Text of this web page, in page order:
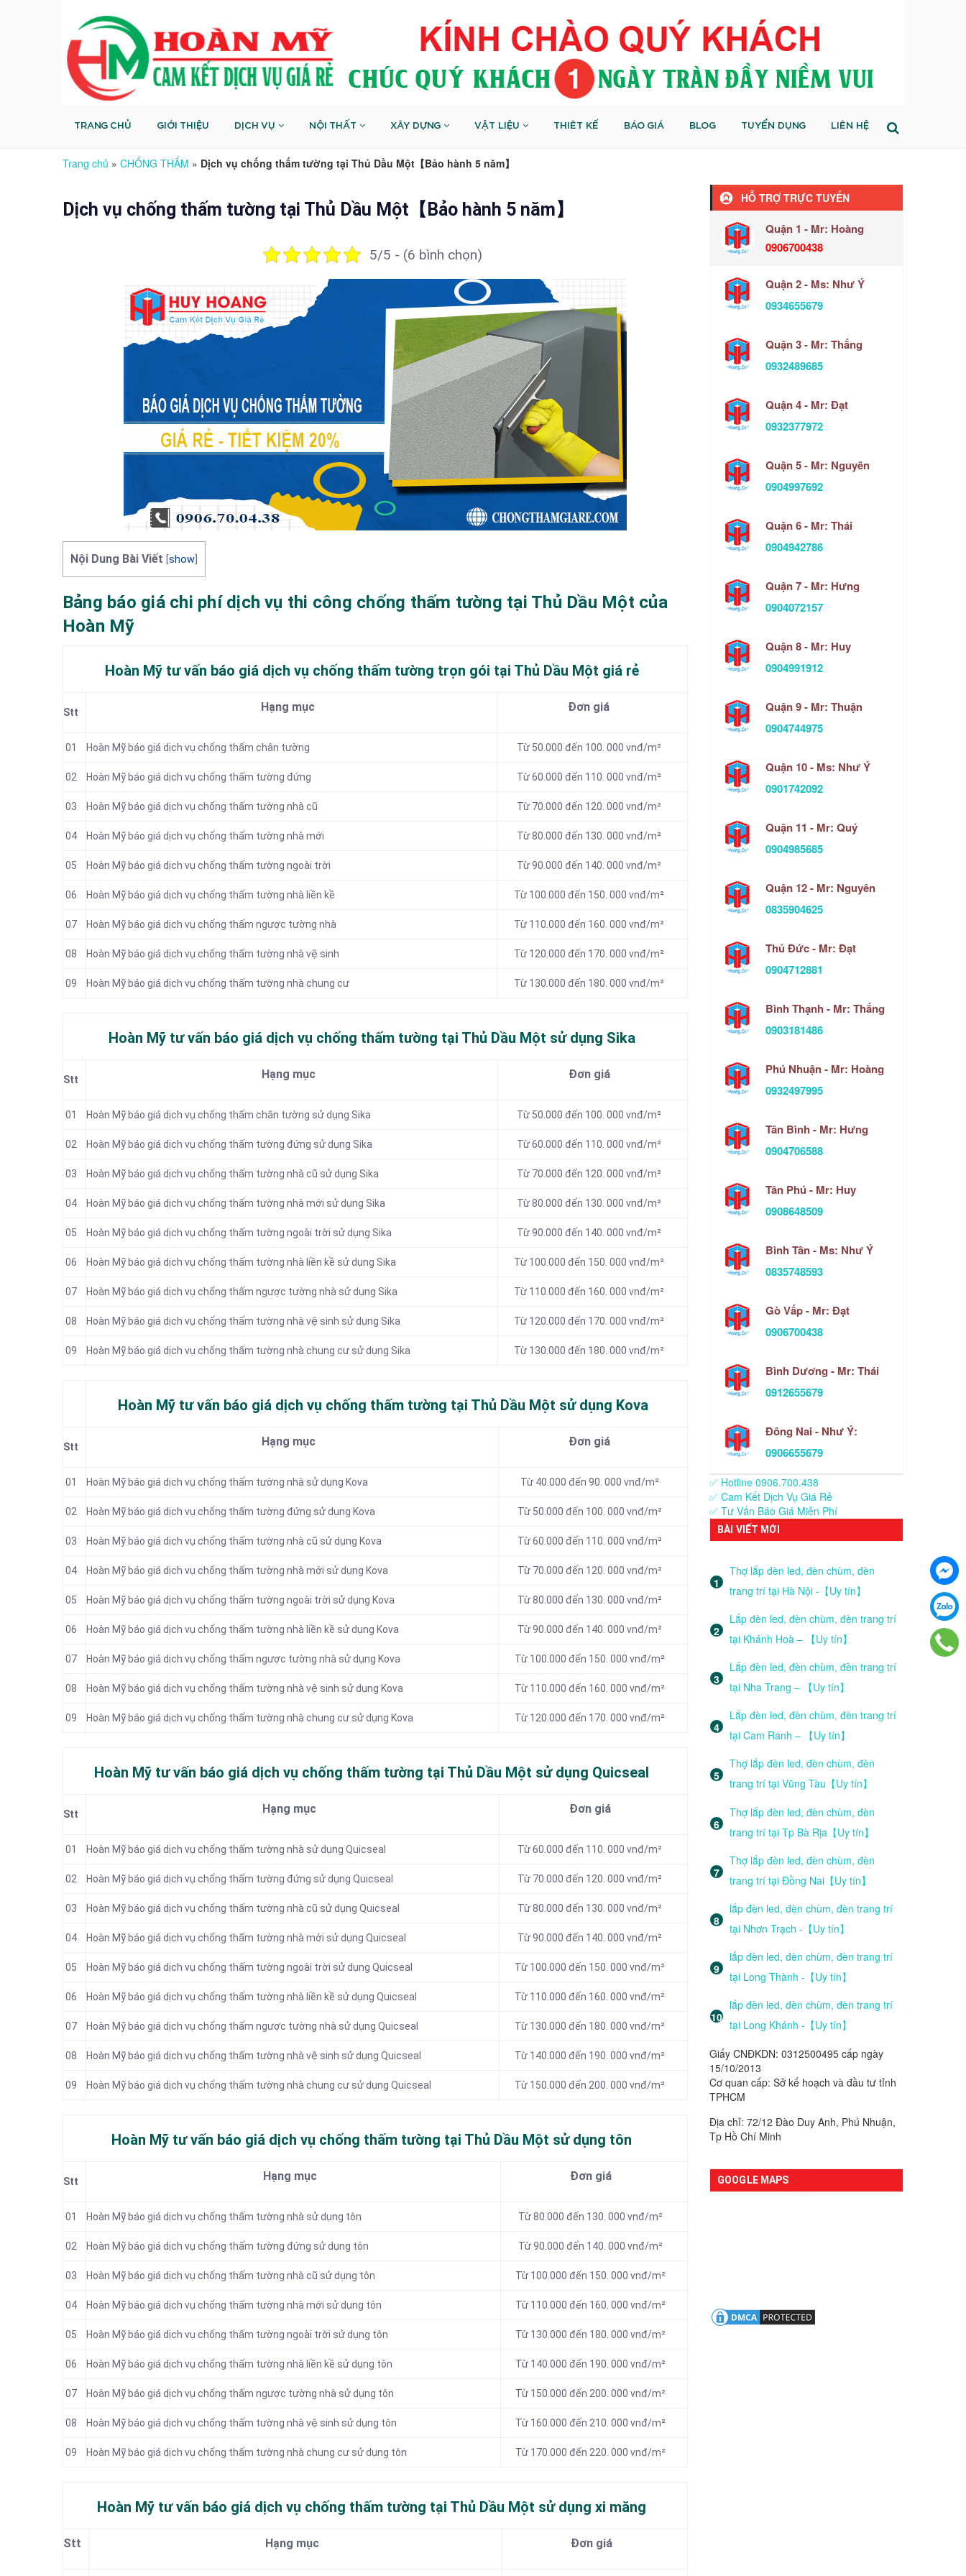
TRANG CHỦ GIỚI THIỆU DỊCH VỤ NỘI THẤT XÂY DỰNG VẬT LIỆU THIÊT KẾ BÁO GIÁ BLOG TUYỂN DỤNG LIÊN HỆ
Trang chủ » CHỐNG THẤM » Dịch vụ chống thấm tường tại Thủ Dầu Một【Bảo hành 5 năm】
Dịch vụ chống thấm tường tại Thủ Dầu Một【Bảo hành 5 năm】
5/5 - (6 bình chọn)
Nội Dung Bài Viết show
Bảng báo giá chi phí dịch vụ thi công chống thấm tường tại Thủ Dầu Một của
Hoàn Mỹ
Hoàn Mỹ tư vấn báo giá dịch vụ chống thấm tường trọn gói tại Thủ Dầu Một giá rẻ
Stt Hạng mục Đơn giá
01 Hoàn Mỹ báo giá dịch vụ chống thấm chân tường Từ 50.000 đến 100. 000 vnđ/m²
02 Hoàn Mỹ báo giá dịch vụ chống thấm tường đứng Từ 60.000 đến 110. 000 vnđ/m²
03 Hoàn Mỹ báo giá dịch vụ chống thấm tường nhà cũ Từ 70.000 đến 120. 000 vnđ/m²
04 Hoàn Mỹ báo giá dịch vụ chống thấm tường nhà mới Từ 80.000 đến 130. 000 vnđ/m²
05 Hoàn Mỹ báo giá dịch vụ chống thấm tường ngoài trời Từ 90.000 đến 140. 000 vnđ/m²
06 Hoàn Mỹ báo giá dịch vụ chống thấm tường nhà liền kề Từ 100.000 đến 150. 000 vnđ/m²
07 Hoàn Mỹ báo giá dịch vụ chống thấm ngược tường nhà Từ 110.000 đến 160. 000 vnđ/m²
08 Hoàn Mỹ báo giá dịch vụ chống thấm tường nhà vệ sinh Từ 120.000 đến 170. 000 vnđ/m²
09 Hoàn Mỹ báo giá dịch vụ chống thấm tường nhà chung cư Từ 130.000 đến 180. 000 vnđ/m²
Hoàn Mỹ tư vấn báo giá dịch vụ chống thấm tường tại Thủ Dầu Một sử dụng Sika
Stt Hạng mục Đơn giá
01 Hoàn Mỹ báo giá dịch vụ chống thấm chân tường sử dụng Sika Từ 50.000 đến 100. 000 vnđ/m²
02 Hoàn Mỹ báo giá dịch vụ chống thấm tường đứng sử dụng Sika Từ 60.000 đến 110. 000 vnđ/m²
03 Hoàn Mỹ báo giá dịch vụ chống thấm tường nhà cũ sử dụng Sika Từ 70.000 đến 120. 000 vnđ/m²
04 Hoàn Mỹ báo giá dịch vụ chống thấm tường nhà mới sử dụng Sika Từ 80.000 đến 130. 000 vnđ/m²
05 Hoàn Mỹ báo giá dịch vụ chống thấm tường ngoài trời sử dụng Sika Từ 90.000 đến 140. 000 vnđ/m²
06 Hoàn Mỹ báo giá dịch vụ chống thấm tường nhà liền kề sử dụng Sika Từ 100.000 đến 150. 000 vnđ/m²
07 Hoàn Mỹ báo giá dịch vụ chống thấm ngược tường nhà sử dụng Sika Từ 110.000 đến 160. 000 vnđ/m²
08 Hoàn Mỹ báo giá dịch vụ chống thấm tường nhà vệ sinh sử dụng Sika Từ 120.000 đến 170. 000 vnđ/m²
09 Hoàn Mỹ báo giá dịch vụ chống thấm tường nhà chung cư sử dụng Sika Từ 130.000 đến 180. 000 vnđ/m²
Hoàn Mỹ tư vấn báo giá dịch vụ chống thấm tường tại Thủ Dầu Một sử dụng Kova
Stt Hạng mục Đơn giá
01 Hoàn Mỹ báo giá dịch vụ chống thấm tường nhà sử dụng Kova Từ 40.000 đến 90. 000 vnđ/m²
02 Hoàn Mỹ báo giá dịch vụ chống thấm tường đứng sử dụng Kova Từ 50.000 đến 100. 000 vnđ/m²
03 Hoàn Mỹ báo giá dịch vụ chống thấm tường nhà cũ sử dụng Kova Từ 60.000 đến 110. 000 vnđ/m²
04 Hoàn Mỹ báo giá dịch vụ chống thấm tường nhà mới sử dụng Kova Từ 70.000 đến 120. 000 vnđ/m²
05 Hoàn Mỹ báo giá dịch vụ chống thấm tường ngoài trời sử dụng Kova Từ 80.000 đến 130. 000 vnđ/m²
06 Hoàn Mỹ báo giá dịch vụ chống thấm tường nhà liền kề sử dụng Kova Từ 90.000 đến 140. 000 vnđ/m²
07 Hoàn Mỹ báo giá dịch vụ chống thấm ngược tường nhà sử dụng Kova Từ 100.000 đến 150. 000 vnđ/m²
08 Hoàn Mỹ báo giá dịch vụ chống thấm tường nhà vệ sinh sử dụng Kova Từ 110.000 đến 160. 000 vnđ/m²
09 Hoàn Mỹ báo giá dịch vụ chống thấm tường nhà chung cư sử dụng Kova Từ 120.000 đến 170. 000 vnđ/m²
Hoàn Mỹ tư vấn báo giá dịch vụ chống thấm tường tại Thủ Dầu Một sử dụng Quicseal
Stt Hạng mục Đơn giá
01 Hoàn Mỹ báo giá dịch vụ chống thấm tường nhà sử dụng Quicseal Từ 60.000 đến 110. 000 vnđ/m²
02 Hoàn Mỹ báo giá dịch vụ chống thấm tường đứng sử dụng Quicseal Từ 70.000 đến 120. 000 vnđ/m²
03 Hoàn Mỹ báo giá dịch vụ chống thấm tường nhà cũ sử dụng Quicseal Từ 80.000 đến 130. 000 vnđ/m²
04 Hoàn Mỹ báo giá dịch vụ chống thấm tường nhà mới sử dụng Quicseal Từ 90.000 đến 140. 000 vnđ/m²
05 Hoàn Mỹ báo giá dịch vụ chống thấm tường ngoài trời sử dụng Quicseal Từ 100.000 đến 150. 000 vnđ/m²
06 Hoàn Mỹ báo giá dịch vụ chống thấm tường nhà liền kề sử dụng Quicseal Từ 110.000 đến 160. 000 vnđ/m²
07 Hoàn Mỹ báo giá dịch vụ chống thấm ngược tường nhà sử dụng Quicseal Từ 130.000 đến 180. 000 vnđ/m²
08 Hoàn Mỹ báo giá dịch vụ chống thấm tường nhà vệ sinh sử dụng Quicseal Từ 140.000 đến 190. 000 vnđ/m²
09 Hoàn Mỹ báo giá dịch vụ chống thấm tường nhà chung cư sử dụng Quicseal Từ 150.000 đến 200. 000 vnđ/m²
Hoàn Mỹ tư vấn báo giá dịch vụ chống thấm tường tại Thủ Dầu Một sử dụng tôn
Stt Hạng mục Đơn giá
01 Hoàn Mỹ báo giá dịch vụ chống thấm tường nhà sử dụng tôn Từ 80.000 đến 130. 000 vnđ/m²
02 Hoàn Mỹ báo giá dịch vụ chống thấm tường đứng sử dụng tôn Từ 90.000 đến 140. 000 vnđ/m²
03 Hoàn Mỹ báo giá dịch vụ chống thấm tường nhà cũ sử dụng tôn Từ 100.000 đến 150. 000 vnđ/m²
04 Hoàn Mỹ báo giá dịch vụ chống thấm tường nhà mới sử dụng tôn Từ 110.000 đến 160. 000 vnđ/m²
05 Hoàn Mỹ báo giá dịch vụ chống thấm tường ngoài trời sử dụng tôn Từ 130.000 đến 180. 000 vnđ/m²
06 Hoàn Mỹ báo giá dịch vụ chống thấm tường nhà liền kề sử dụng tôn Từ 140.000 đến 190. 000 vnđ/m²
07 Hoàn Mỹ báo giá dịch vụ chống thấm ngược tường nhà sử dụng tôn Từ 150.000 đến 200. 000 vnđ/m²
08 Hoàn Mỹ báo giá dịch vụ chống thấm tường nhà vệ sinh sử dụng tôn Từ 160.000 đến 210. 000 vnđ/m²
09 Hoàn Mỹ báo giá dịch vụ chống thấm tường nhà chung cư sử dụng tôn Từ 170.000 đến 220. 000 vnđ/m²
Hoàn Mỹ tư vấn báo giá dịch vụ chống thấm tường tại Thủ Dầu Một sử dụng xi măng
Stt Hạng mục Đơn giá
HỖ TRỢ TRỰC TUYẾN
Quận 1 - Mr: Hoàng
0906700438
Quận 2 - Ms: Như Ý
0934655679
Quận 3 - Mr: Thắng
0932489685
Quận 4 - Mr: Đạt
0932377972
Quận 5 - Mr: Nguyên
0904997692
Quận 6 - Mr: Thái
0904942786
Quận 7 - Mr: Hưng
0904072157
Quận 8 - Mr: Huy
0904991912
Quận 9 - Mr: Thuận
0904744975
Quận 10 - Ms: Như Ý
0901742092
Quận 11 - Mr: Quý
0904985685
Quận 12 - Mr: Nguyên
0835904625
Thủ Đức - Mr: Đạt
0904712881
Bình Thạnh - Mr: Thắng
0903181486
Phú Nhuận - Mr: Hoàng
0932497995
Tân Bình - Mr: Hưng
0904706588
Tân Phú - Mr: Huy
0908648509
Bình Tân - Ms: Như Ý
0835748593
Gò Vấp - Mr: Đạt
0906700438
Bình Dương - Mr: Thái
0912655679
Đông Nai - Như Ý:
0906655679
✅ Hotline 0906.700.438
✅ Cam Kết Dịch Vụ Giá Rẻ
✅ Tư Vấn Báo Giá Miễn Phí
BÀI VIẾT MỚI
Thợ lắp đèn led, đèn chùm, đèn
trang trí tại Hà Nội -【Uy tín】
Lắp đèn led, đèn chùm, đèn trang trí
tại Khánh Hoà – 【Uy tín】
Lắp đèn led, đèn chùm, đèn trang trí
tại Nha Trang – 【Uy tín】
Lắp đèn led, đèn chùm, đèn trang trí
tại Cam Ranh – 【Uy tín】
Thợ lắp đèn led, đèn chùm, đèn
trang trí tại Vũng Tàu【Uy tín】
Thợ lắp đèn led, đèn chùm, đèn
trang trí tại Tp Bà Rịa【Uy tín】
Thợ lắp đèn led, đèn chùm, đèn
trang trí tại Đồng Nai【Uy tín】
lắp đèn led, đèn chùm, đèn trang trí
tại Nhơn Trạch -【Uy tín】
lắp đèn led, đèn chùm, đèn trang trí
tại Long Thành -【Uy tín】
lắp đèn led, đèn chùm, đèn trang trí
tại Long Khánh -【Uy tín】
Giấy CNĐKDN: 0312500495 cấp ngày
15/10/2013
Cơ quan cấp: Sở kế hoạch và đầu tư tỉnh
TPHCM
Địa chỉ: 72/12 Đào Duy Anh, Phú Nhuận,
Tp Hồ Chí Minh
GOOGLE MAPS